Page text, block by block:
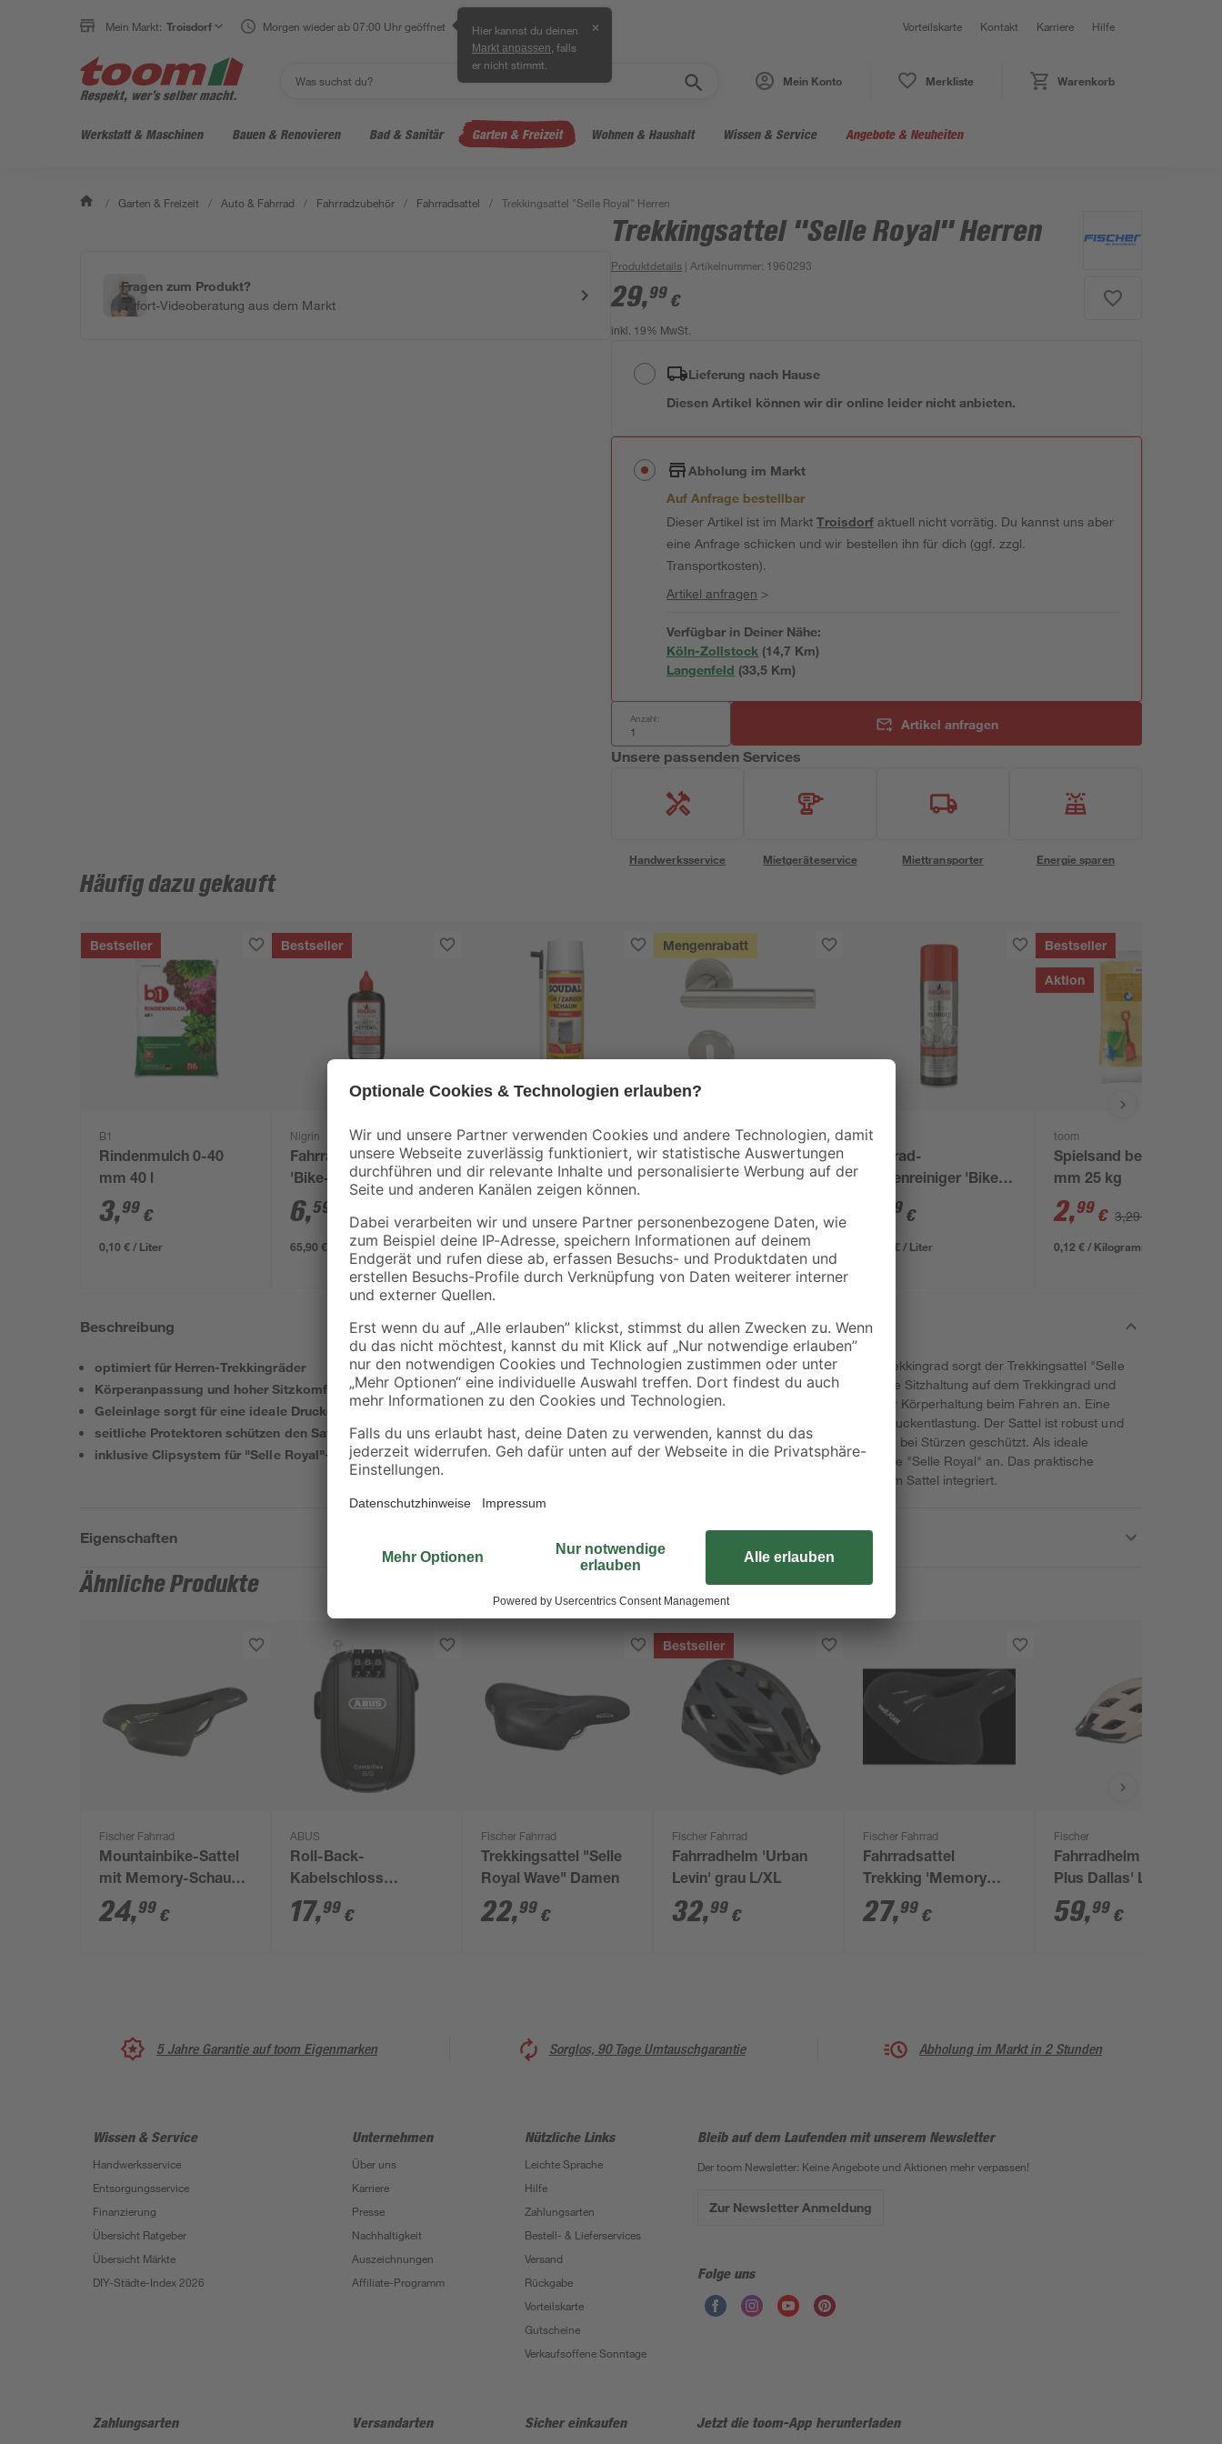
Mein Markt: Troisdorf Morgen wieder ab 07:00 Uhr geöffnet Hier kannst du deinen
Markt anpassen , falls
er nicht stimmt.
✕ Vorteilskarte Kontakt Karriere Hilfe
Mein Konto Merkliste Warenkorb
Werkstatt & Maschinen Bauen & Renovieren Bad & Sanitär Garten & Freizeit Wohnen & Haushalt Wissen & Service Angebote & Neuheiten
/ Garten & Freizeit / Auto & Fahrrad / Fahrradzubehör / Fahrradsattel / Trekkingsattel "Selle Royal" Herren
Fragen zum Produkt?
Sofort-Videoberatung aus dem Markt
Trekkingsattel "Selle Royal" Herren
Produktdetails | Artikelnummer: 1960293
29,99 €
inkl. 19% MwSt.
Lieferung nach Hause
Diesen Artikel können wir dir online leider nicht anbieten.
Abholung im Markt
Auf Anfrage bestellbar
Dieser Artikel ist im MarktTroisdorfaktuell nicht vorrätig. Du kannst uns aber
eine Anfrage schicken und wir bestellen ihn für dich (ggf. zzgl.
Transportkosten).
Artikel anfragen >
Verfügbar in Deiner Nähe:
Köln-Zollstock (14,7 Km)
Langenfeld (33,5 Km)
Anzahl: Artikel anfragen
Unsere passenden Services
Handwerksservice Mietgeräteservice Miettransporter Energie sparen
Häufig dazu gekauft
Bestseller
B1
Rindenmulch 0-40
mm 40 l
3,99 €
0,10 € / Liter
Bestseller
Nigrin
Fahrrad Kettenöl
'Bike-Care' Allwetter
100 ml
6,59
65,90 € / Liter
Soudal
Tür- & Zargenschaum
2K B2 400 ml
14, €
37,48 € / Liter
Mengenrabatt
B1
Türdrückergarnitur
'Loft I'
10, €
Nigrin
Fahrrad-
Kettenreiniger 'Bike
Line' 300 ml
79 €
22,63 € / Liter
Bestseller
Aktion
toom
Spielsand beige 0-2
mm 25 kg
2,99 € 3,29 €
0,12 € / Kilogramm
Beschreibung
optimiert für Herren-Trekkingräder
Körperanpassung und hoher Sitzkomfort durch Spezialgel
Geleinlage sorgt für eine ideale Druckentlastung
seitliche Protektoren schützen den Sattel bei einem Sturz
inklusive Clipsystem für "Selle Royal"-Satteltaschen
Für einen komfortablen Sitz auf Ihrem Herren-Trekkingrad sorgt der Trekkingsattel "Selle
Royal" der Marke Fischer. Er ist angepasst an die Sitzhaltung auf dem Trekkingrad und
passt sich dank des speziellen Gels optimal Ihrer Körperhaltung beim Fahren an. Eine
zusätzliche Geleinlage sorgt für eine optimale Druckentlastung. Der Sattel ist robust und
dank der Seitenprotektoren vor Beschädigungen bei Stürzen geschützt. Als ideale
Ergänzung bieten sich weitere Produkte der Serie "Selle Royal" an. Das praktische
Clipsystem für die Satteltaschen ist bereits in dem Sattel integriert.
Eigenschaften
Ähnliche Produkte
Fischer Fahrrad
Mountainbike-Sattel
mit Memory-Schaum
schwarz
24,99 €
ABUS
Roll-Back-
Kabelschloss
'Combiflex StopOver
65' schwarz Ø 1,2 x 65
17,99 €
Fischer Fahrrad
Trekkingsattel "Selle
Royal Wave" Damen
22,99 €
Bestseller
Fischer Fahrrad
Fahrradhelm 'Urban
Levin' grau L/XL
32,99 €
Fischer Fahrrad
Fahrradsattel
Trekking 'Memory
medi.Foam' schwarz
27,99 €
Fischer
Fahrradhelm 'Urban
Plus Dallas' L/XL
59,99 €
5 Jahre Garantie auf toom Eigenmarken Sorglos, 90 Tage Umtauschgarantie Abholung im Markt in 2 Stunden
Wissen & Service
Handwerksservice
Entsorgungsservice
Finanzierung
Übersicht Ratgeber
Übersicht Märkte
DIY-Städte-Index 2026
Unternehmen
Über uns
Karriere
Presse
Nachhaltigkeit
Auszeichnungen
Affiliate-Programm
Nützliche Links
Leichte Sprache
Hilfe
Zahlungsarten
Bestell- & Lieferservices
Versand
Rückgabe
Vorteilskarte
Gutscheine
Verkaufsoffene Sonntage
Bleib auf dem Laufenden mit unserem Newsletter
Der toom Newsletter: Keine Angebote und Aktionen mehr verpassen!
Zur Newsletter Anmeldung
Folge uns
Zahlungsarten Versandarten Sicher einkaufen Jetzt die toom-App herunterladen